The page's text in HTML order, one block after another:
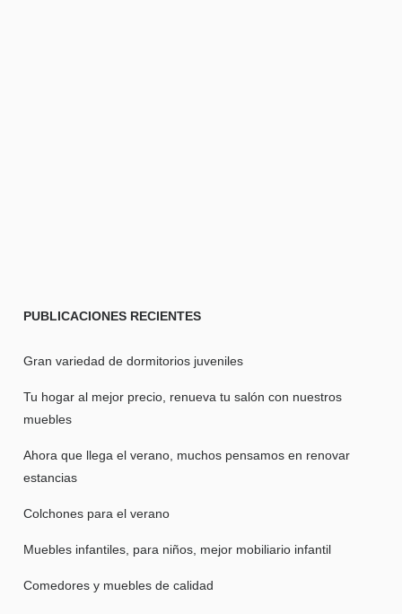
PUBLICACIONES RECIENTES
Gran variedad de dormitorios juveniles
Tu hogar al mejor precio, renueva tu salón con nuestros
muebles
Ahora que llega el verano, muchos pensamos en renovar
estancias
Colchones para el verano
Muebles infantiles, para niños, mejor mobiliario infantil
Comedores y muebles de calidad